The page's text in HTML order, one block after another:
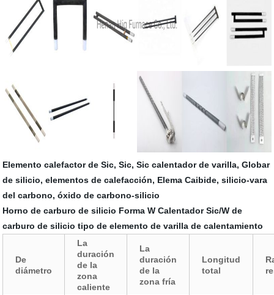
Elemento calefactor de Sic, Sic, Sic calentador de varilla, Globar
de silicio, elementos de calefacción, Elema Caibide, silicio-vara
del carbono, óxido de carbono-silicio
Horno de carburo de silicio Forma W Calentador Sic/W de
carburo de silicio tipo de elemento de varilla de calentamiento
De
diámetro
La
duración
de la
zona
caliente
La
duración
de la
zona fría
Longitud
total